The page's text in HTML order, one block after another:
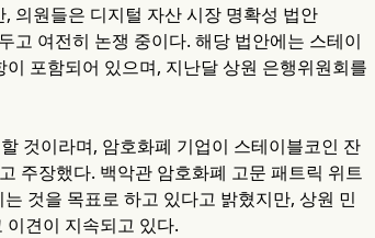
의원들은 디지털 자산 시장 명확성 법안
여전히 논쟁 중이다. 해당 법안에는 스테이
포함되어 있으며, 지난달 상원 은행위원회를
것이라며, 암호화폐 기업이 스테이블코인 잔
주장했다. 백악관 암호화폐 고문 패트릭 위트
것을 목표로 하고 있다고 밝혔지만, 상원 민
견이 지속되고 있다.